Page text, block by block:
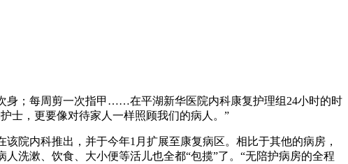
身；每周剪一次指甲……在平湖新华医院内科康复护理组24小时的时
士，更要像对待家人一样照顾我们的病人。”
院内科推出，并于今年1月扩展至康复病区。相比于其他的病房，
洗漱、饮食、大小便等活儿也全都“包揽”了。“无陪护病房的全程